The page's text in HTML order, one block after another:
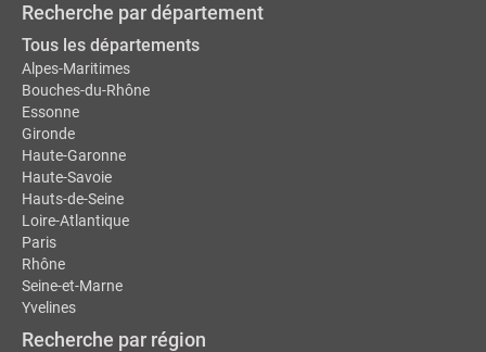
Recherche par département
Tous les départements
Alpes-Maritimes
Bouches-du-Rhône
Essonne
Gironde
Haute-Garonne
Haute-Savoie
Hauts-de-Seine
Loire-Atlantique
Paris
Rhône
Seine-et-Marne
Yvelines
Recherche par région